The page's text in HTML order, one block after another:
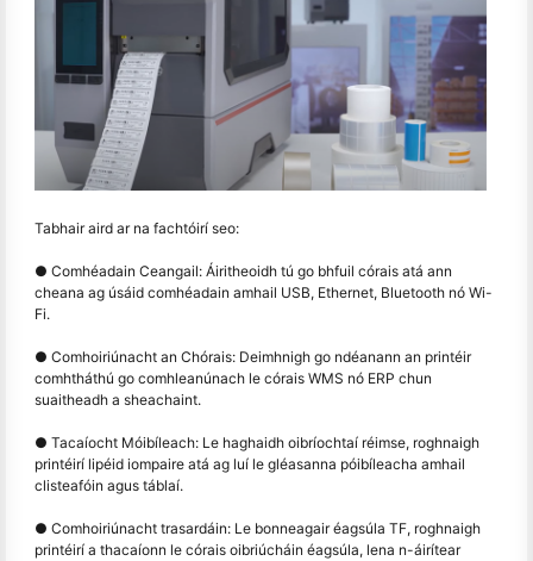
Tabhair aird ar na fachtóirí seo:
● Comhéadain Ceangail: Áiritheoidh tú go bhfuil córais atá ann
cheana ag úsáid comhéadain amhail USB, Ethernet, Bluetooth nó Wi-
Fi.
● Comhoiriúnacht an Chórais: Deimhnigh go ndéanann an printéir
comhtháthú go comhleanúnach le córais WMS nó ERP chun
suaitheadh a sheachaint.
● Tacaíocht Móibíleach: Le haghaidh oibríochtaí réimse, roghnaigh
printéirí lipéid iompaire atá ag luí le gléasanna póibíleacha amhail
clisteafóin agus táblaí.
● Comhoiriúnacht trasardáin: Le bonneagair éagsúla TF, roghnaigh
printéirí a thacaíonn le córais oibriúcháin éagsúla, lena n-áirítear